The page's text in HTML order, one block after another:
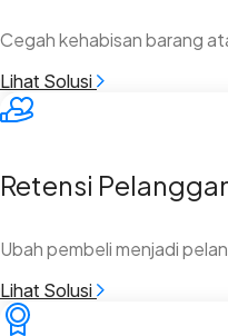
Cegah kehabisan barang
Lihat Solusi
Retensi
Ubah pembeli menjadi
Lihat Solusi